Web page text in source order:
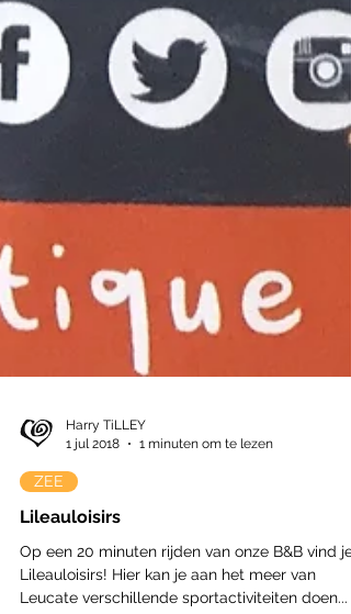
Harry TiLLEY
1 jul 2018
ZEE
Lileauloisirs
Op een 20 minuten rijden van onze B&B vind je